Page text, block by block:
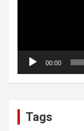
00:00
Tags